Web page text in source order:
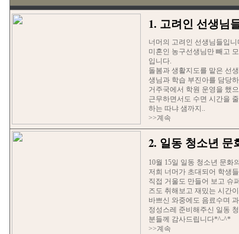
1. 고려인 선생님
너머의 고려인 선생님들입니
미혼인 농구선생님만 빼고
입니다.
돌봄과 생활지도를 맡은 선
생님과 학습 부진아를 담당
거주국에서 학원 운영을 했
근무하면서도 수면 시간을
하는 따냐 샘까지..
>>계속
2. 일동 청소년 문
10월 15일 일동 청소년 문화
저희 너머가 초대되어 학생
직접 거울도 만들어 보고 슈
즈도 취해보고 재밌는 시간
바쁘신 와중에도 음료수며
정성스레 준비해주신 일동
분들께 감사드립니다*^-^*
>>계속